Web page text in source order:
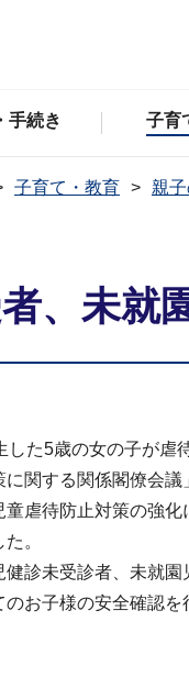
手続き 子育
子育て・教育 親
、未就
た5歳の女の子が
関する関係閣僚会議
虐待防止対策の強
。
診未受診者、未就
お子様の安全確認